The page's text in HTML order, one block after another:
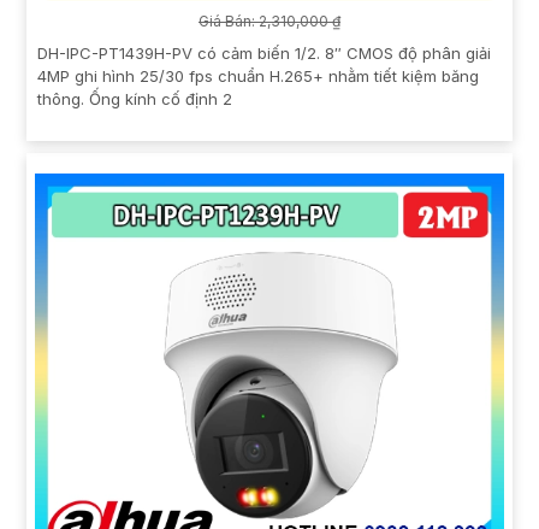
Giá Bán: 2,310,000 ₫
DH-IPC-PT1439H-PV có cảm biến 1/2. 8″ CMOS độ phân giải
4MP ghi hình 25/30 fps chuẩn H.265+ nhằm tiết kiệm băng
thông. Ống kính cố định 2